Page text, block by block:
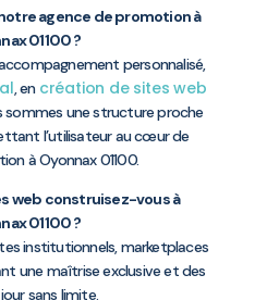
agence de promotion à
01100 ?
personnalisé,
, en création de sites web
sommes une structure proche
l’utilisateur au cœur de
à Oyonnax 01100.
web construisez-vous à
01100 ?
institutionnels, marketplaces
une maîtrise exclusive et des
sans limite.